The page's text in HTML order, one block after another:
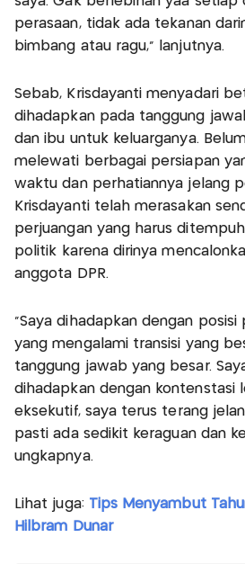
perasaan, tidak ada tekanan
bimbang atau ragu," lanjutnya.
Sebab, Krisdayanti menyadari
dihadapkan pada tanggung
dan ibu untuk keluarganya.
melewati berbagai persiapan
waktu dan perhatiannya jelang
Krisdayanti telah merasakan
perjuangan yang harus
politik karena dirinya
anggota DPR.
"Saya dihadapkan dengan posisi
yang mengalami transisi yang
tanggung jawab yang besar.
dihadapkan dengan kontenstasi
eksekutif, saya terus terang
pasti ada sedikit keraguan dan
ungkapnya.
Lihat juga: Tips Menyambut
Hilbram Dunar